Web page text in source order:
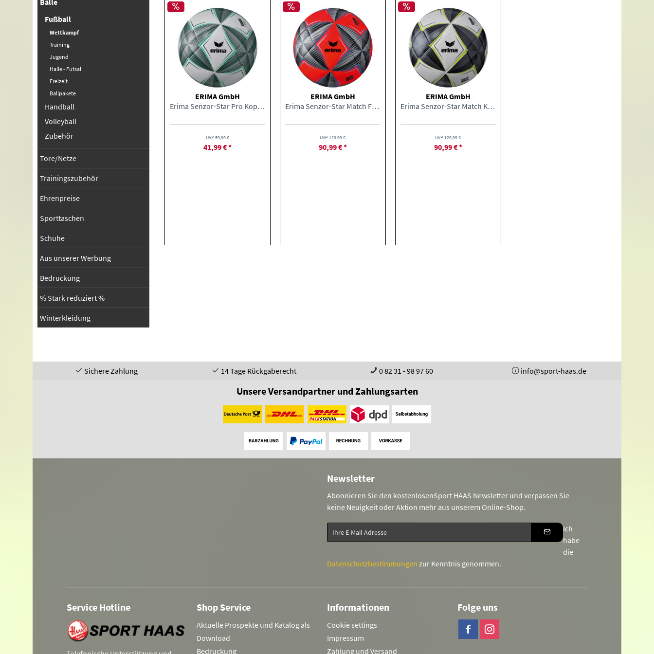
Bälle
Fußball
Wettkampf
Training
Jugend
Halle - Futsal
Freizeit
Ballpakete
Handball
Volleyball
Zubehör
Tore/Netze
Trainingszubehör
Ehrenpreise
Sporttaschen
Schuhe
Aus unserer Werbung
Bedruckung
% Stark reduziert %
Winterkleidung
ERIMA GmbH
Erima Senzor-Star Pro Kopernikus Fußball
UVP59,99 €
41,99 € *
ERIMA GmbH
Erima Senzor-Star Match Fluo Kopernikus...
UVP129,99 €
90,99 € *
ERIMA GmbH
Erima Senzor-Star Match Kopernikus Fußball
UVP129,99 €
90,99 € *
Sichere Zahlung 14 Tage Rückgaberecht 0 82 31 - 98 97 60 info@sport-haas.de
Unsere Versandpartner und Zahlungsarten
Newsletter
Abonnieren Sie den kostenlosenSport HAAS Newsletter und verpassen Sie
keine Neuigkeit oder Aktion mehr aus unserem Online-Shop.
Ich
habe
die
Datenschutzbestimmungen zur Kenntnis genommen.
Service Hotline Shop Service
Aktuelle Prospekte und Katalog als
Download
Bedruckung
Informationen
Cookie settings
Impressum
Zahlung und Versand
Folge uns